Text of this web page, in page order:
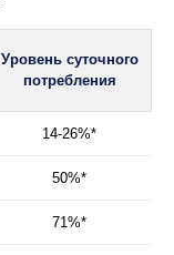
Уровень суточного
потребления
14-26%*
50%*
71%*